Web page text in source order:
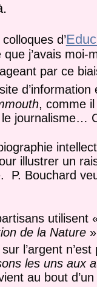
d’
j’avais moi-
par ce
d’information
, comme
journalisme…
illustrer un
Bouchard
utilisent
de la Nature
l’argent
les uns aux
au bout